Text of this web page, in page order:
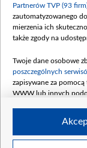
Data
4
Partnerów TVP (93
zautomatyzowanego
mierzenia ich
także zgody na
Twoje dane osobowe
poszczególnych
zapisywane za
WWW lub innych